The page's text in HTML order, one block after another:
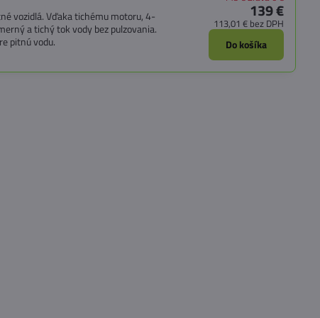
vozidlá. Vďaka tichému motoru, 4-
a tichý tok vody bez pulzovania.
pitnú vodu.
139 €
113,01 € bez DPH
Do košíka